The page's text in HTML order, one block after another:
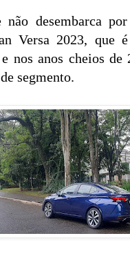
não desembarca
Versa 2023, que é
nos anos cheios
segmento.